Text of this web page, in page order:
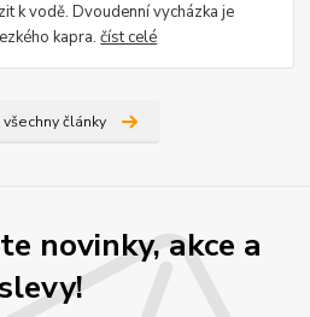
k vodě. Dvoudenní vycházka je
kapra.číst celé
články
novinky, akce a